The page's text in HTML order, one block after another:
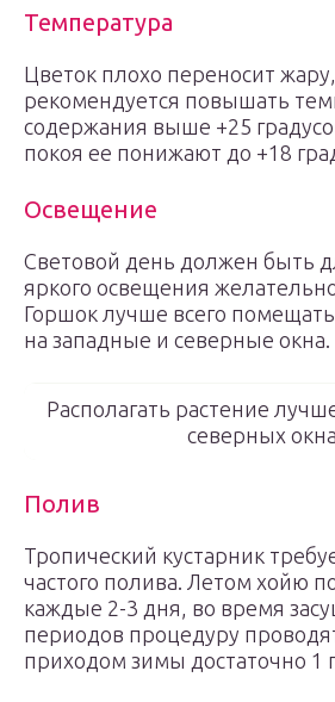
Температура
Цветок плохо переносит
рекомендуется повышать
содержания выше +25
покоя ее понижают до +18
Освещение
Световой день должен быть
яркого освещения
Горшок лучше всего
на западные и северные окна.
Располагать растение
северных
Полив
Тропический кустарник
частого полива. Летом хойю
каждые 2-3 дня, во время
периодов процедуру
приходом зимы достаточно 1